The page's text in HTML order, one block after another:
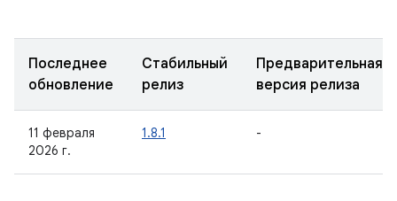
Последнее
обновление
Стабильный
релиз
Предварительная
версия релиза
11 февраля
2026 г.
1.8.1 -